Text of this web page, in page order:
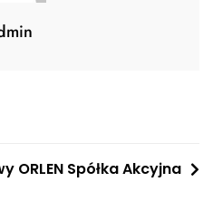
ORLEN Spółka Akcyjna